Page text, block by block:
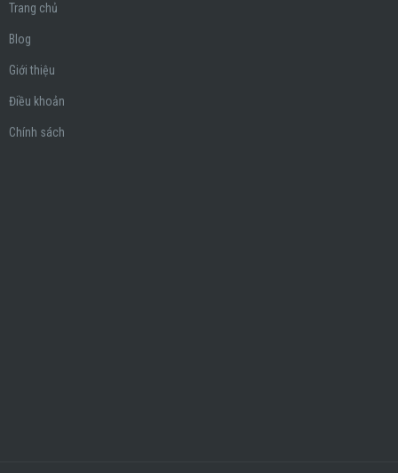
Trang chủ
Blog
Giới thiệu
Điều khoản
Chính sách